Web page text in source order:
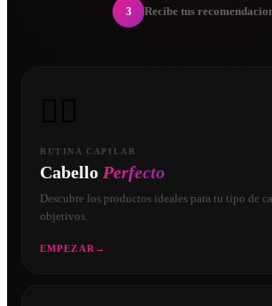
3 Recibe tus
RUTINA CAPILAR
Cabello Perfecto
Descubre los productos ideales para tu tipo de
objetivos.
EMPEZAR →